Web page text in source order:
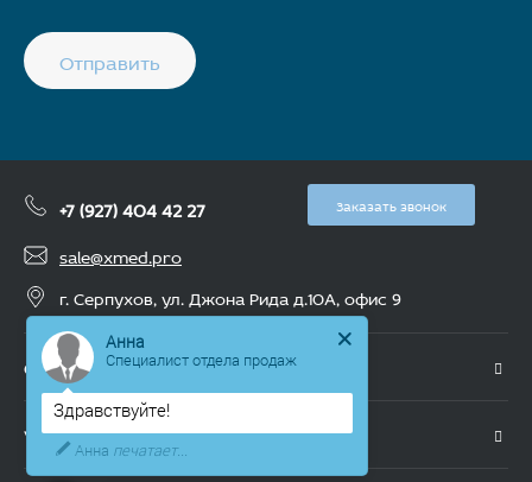
Отправить
+7 (927) 404 42 27 Заказать звонок
sale@xmed.pro
г. Серпухов, ул. Джона Рида д.10А, офис 9
О компании
Услуги
Анна
Специалист отдела продаж
Здравствуйте!
Анна печатает...